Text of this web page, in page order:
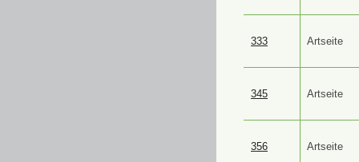
333 Artseite
345 Artseite
356 Artseite